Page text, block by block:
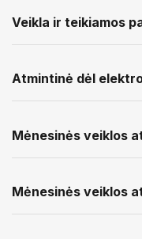
Veikla ir teikiamos
Atmintinė dėl
Mėnesinės veiklos
Mėnesinės veiklos